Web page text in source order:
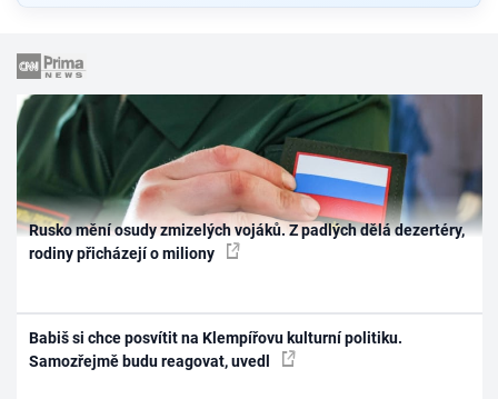
Rusko mění osudy zmizelých vojáků. Z padlých dělá dezertéry,
rodiny přicházejí o miliony
Babiš si chce posvítit na Klempířovu kulturní politiku.
Samozřejmě budu reagovat, uvedl